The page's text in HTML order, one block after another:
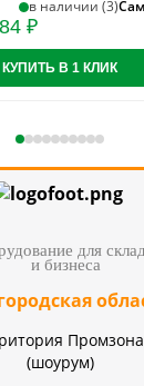
в наличии (3)
₽
КУПИТЬ В 1 КЛИК
для
и бизнеса
(шоурум)